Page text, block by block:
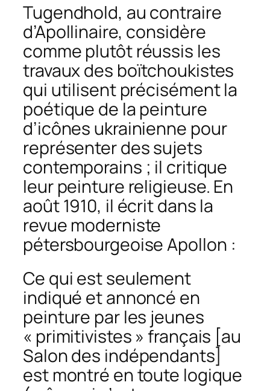
Tugendhold, au contraire
d’Apollinaire, considère
comme plutôt réussis les
travaux des boïtchoukistes
qui utilisent précisément la
poétique de la peinture
d’icônes ukrainienne pour
représenter des sujets
contemporains ; il critique
leur peinture religieuse. En
août 1910, il écrit dans la
revue moderniste
pétersbourgeoiseApollon :
Ce qui est seulement
indiqué et annoncé en
peinture par les jeunes
« primitivistes » français [au
Salon des indépendants]
est montré en toute logique